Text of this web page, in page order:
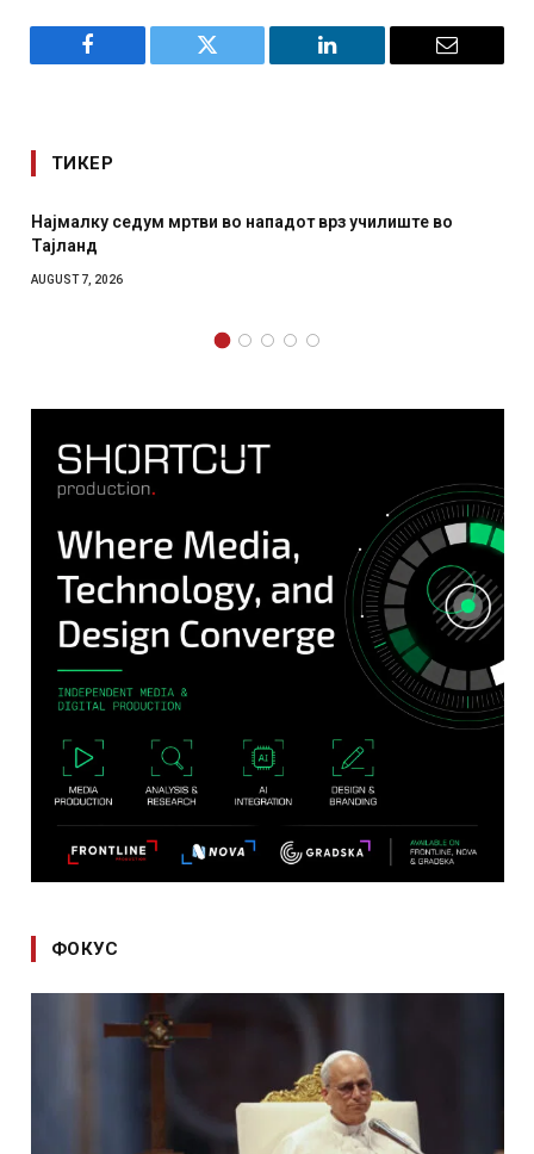
Facebook Twitter LinkedIn Email
ТИКЕР
Најмалку седум мртви во нападот врз училиште во
Тајланд
AUGUST 7, 2026
ФОКУС